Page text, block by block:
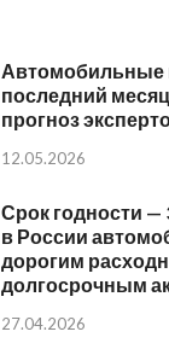
Автомобильные
последний
прогноз
12.05.2026
Срок годности —
в России
дорогим
долгосрочным
27.04.2026